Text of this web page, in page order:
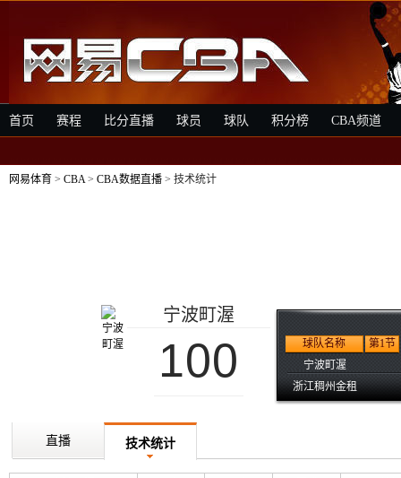
首页 赛程 比分直播 球员 球队 积分榜 CBA频道
网易体育 > CBA> CBA数据直播 > 技术统计
宁波町渥
100 球队名称
第1节
宁波町渥
浙江稠州金租
直播 技术统计